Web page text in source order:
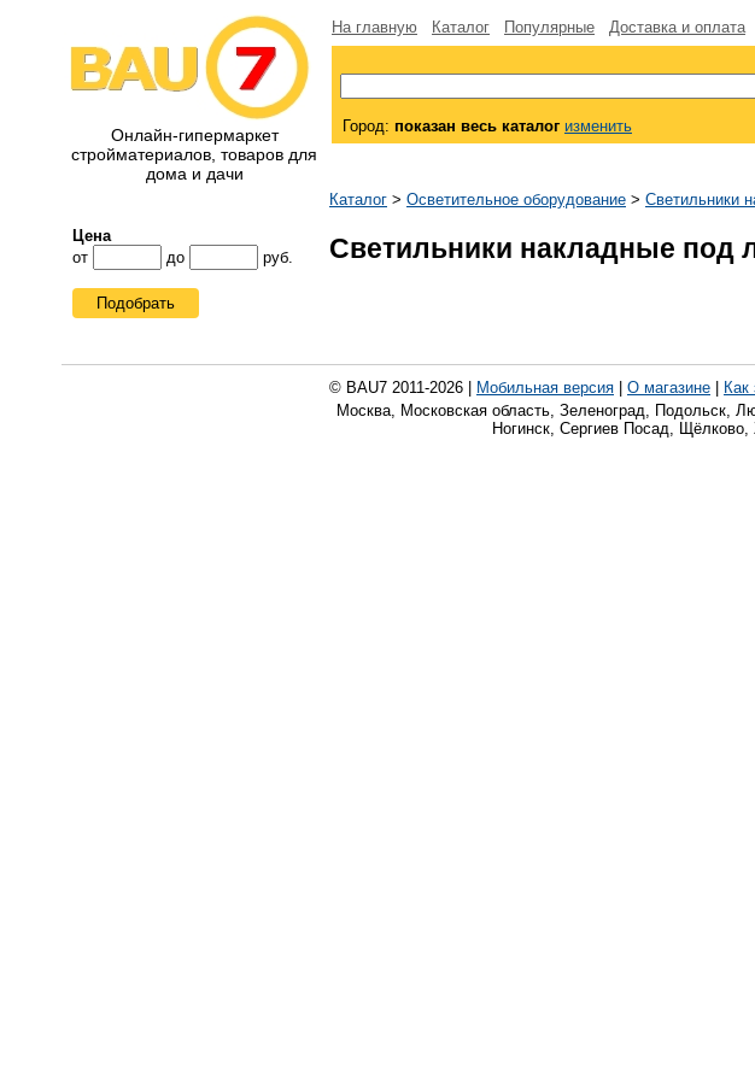
Онлайн-гипермаркет
стройматериалов, товаров для
дома и дачи
На главную Каталог Популярные Доставка и оплата
Город: показан весь каталог изменить
Цена
от
до руб.
Подобрать
Каталог > Осветительное оборудование > Светильники
Светильники накладные
© BAU7 2011-2026 | Мобильная версия О магазине Как
Москва, Московская область, Зеленоград,
Ногинск, Сергиев Посад,